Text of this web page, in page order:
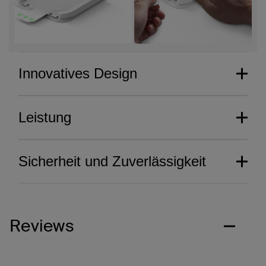
Innovatives Design
Leistung
Sicherheit und Zuverlässigkeit
Reviews